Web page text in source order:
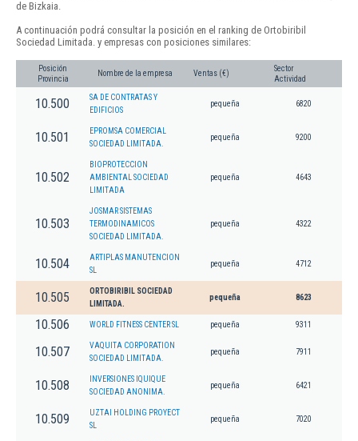
de Bizkaia.
A continuación podrá consultar la posición en el ranking de Ortobiribil
Sociedad Limitada. y empresas con posiciones similares:
Posición
Provincia
Nombre de la empresa Ventas (€)
Sector
Actividad
10.500
SA DE CONTRATAS Y
EDIFICIOS
pequeña 6820
10.501
EPROMSA COMERCIAL
SOCIEDAD LIMITADA.
pequeña 9200
10.502
BIOPROTECCION
AMBIENTAL SOCIEDAD
LIMITADA
pequeña 4643
10.503
JOSMAR SISTEMAS
TERMODINAMICOS
SOCIEDAD LIMITADA.
pequeña 4322
10.504
ARTIPLAS MANUTENCION
SL
pequeña 4712
10.505
ORTOBIRIBIL SOCIEDAD
LIMITADA.
pequeña 8623
10.506 WORLD FITNESS CENTER SL pequeña 9311
10.507
VAQUITA CORPORATION
SOCIEDAD LIMITADA.
pequeña 7911
10.508
INVERSIONES IQUIQUE
SOCIEDAD ANONIMA.
pequeña 6421
10.509
UZTAI HOLDING PROYECT
SL
pequeña 7020